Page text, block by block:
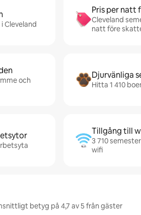
Cleveland
Pris per natt
Cleveland
natt före
och
Djurvänliga
Hitta 1 410
Tillgång till
3 710
wifi
betyg på 4,7 av 5 från gäster